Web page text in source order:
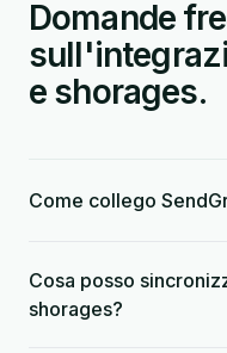
Domande
e shorages.
Come collego
Cosa posso
shorages?